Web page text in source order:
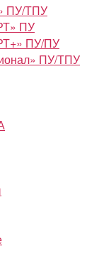
ПУ/ТПУ
ПУ
ПУ/ПУ
ПУ/ТПУ